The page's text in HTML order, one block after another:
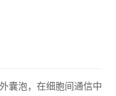
囊泡，在细胞间通信中